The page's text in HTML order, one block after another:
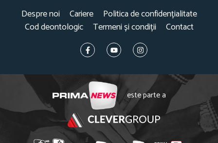
Despre noi Cariere
Politica de confidențialitate
Cod deontologic
Termeni și condiții Contact
este parte a